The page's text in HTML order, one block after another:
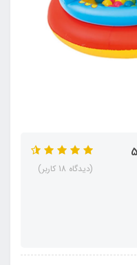
(دیدگاه 18 کاربر)